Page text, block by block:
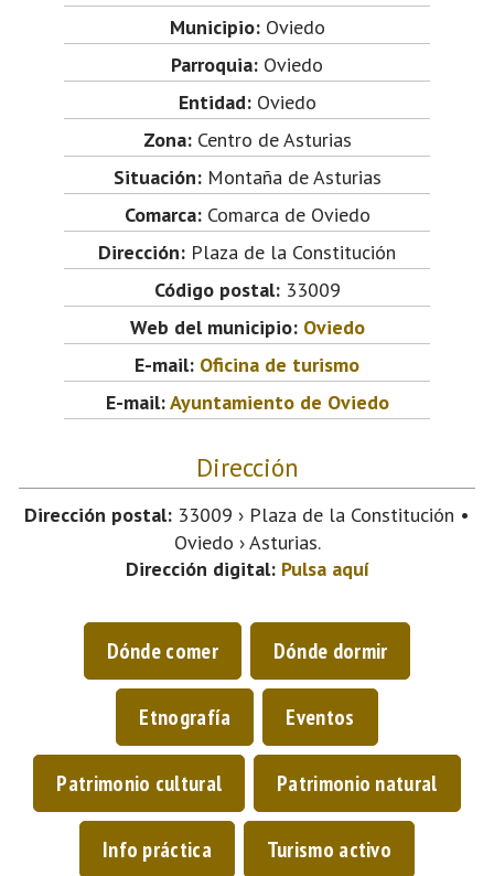
Municipio:Oviedo
Parroquia: Oviedo
Entidad:Oviedo
Zona:Centro de Asturias
Situación:Montaña de Asturias
Comarca:Comarca de Oviedo
Dirección: Plaza de la Constitución
Código postal:33009
Web del municipio: Oviedo
E-mail: Oficina de turismo
E-mail:Ayuntamiento de Oviedo
Dirección
Dirección postal: 33009 › Plaza de la Constitución •
Oviedo › Asturias.
Dirección digital: Pulsa aquí
Dónde comer Dónde dormir
Etnografía Eventos
Patrimonio cultural Patrimonio natural
Info práctica Turismo activo